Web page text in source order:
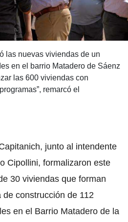
las nuevas viviendas de un
en el barrio Matadero de Sáenz
las 600 viviendas con
remarcó el
junto al intendente
Cipollini, formalizaron este
30 viviendas que forman
construcción de 112
en el Barrio Matadero de la